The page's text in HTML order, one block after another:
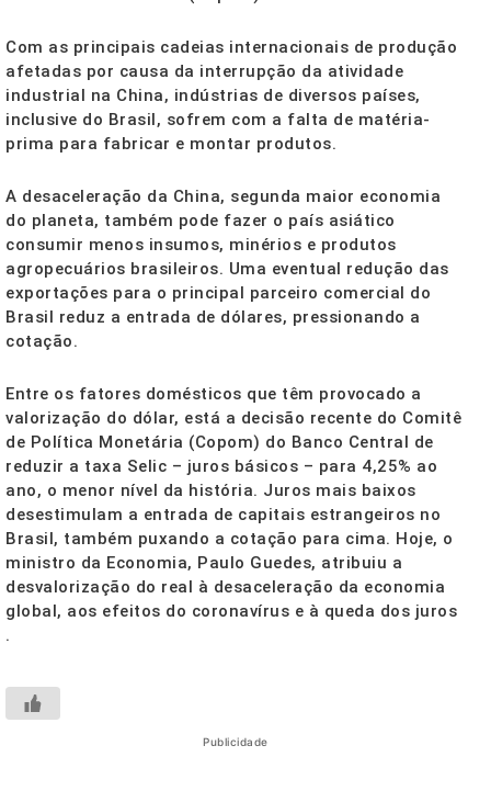
Com as principais cadeias internacionais de produção
afetadas por causa da interrupção da atividade
industrial na China, indústrias de diversos países,
inclusive do Brasil, sofrem com a falta de matéria-
prima para fabricar e montar produtos.
A desaceleração da China, segunda maior economia
do planeta, também pode fazer o país asiático
consumir menos insumos, minérios e produtos
agropecuários brasileiros. Uma eventual redução das
exportações para o principal parceiro comercial do
Brasil reduz a entrada de dólares, pressionando a
cotação.
Entre os fatores domésticos que têm provocado a
valorização do dólar, está a decisão recente do Comitê
de Política Monetária (Copom) do Banco Central de
reduzir a taxa Selic – juros básicos – para 4,25% ao
ano, o menor nível da história. Juros mais baixos
desestimulam a entrada de capitais estrangeiros no
Brasil, também puxando a cotação para cima. Hoje, o
ministro da Economia, Paulo Guedes, atribuiu a
desvalorização do real à desaceleração da economia
global, aos efeitos do coronavírus e à queda dos juros
.
Publicidade